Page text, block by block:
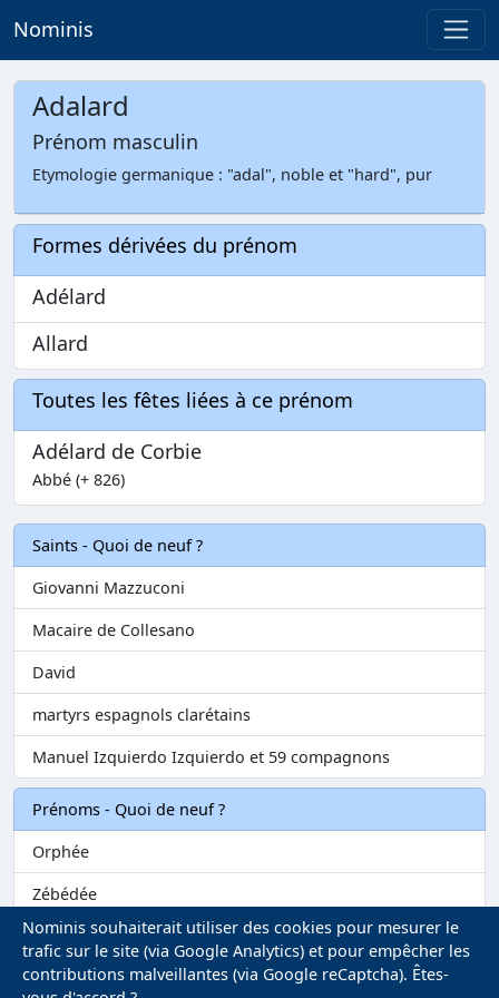
Nominis
Adalard
Prénom masculin
Etymologie germanique : "adal", noble et "hard", pur
Formes dérivées du prénom
Adélard
Allard
Toutes les fêtes liées à ce prénom
Adélard de Corbie
Abbé (+ 826)
Saints - Quoi de neuf ?
Giovanni Mazzuconi
Macaire de Collesano
David
martyrs espagnols clarétains
Manuel Izquierdo Izquierdo et 59 compagnons
Prénoms - Quoi de neuf ?
Orphée
Zébédée
Melvil
Matilin
Nominis souhaiterait utiliser des cookies pour mesurer le
trafic sur le site (via Google Analytics) et pour empêcher les
contributions malveillantes (via Google reCaptcha). Êtes-